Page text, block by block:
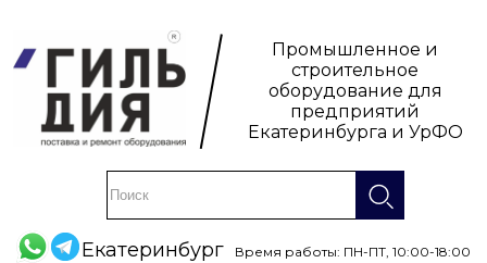
Промышленное и
строительное
оборудование для
предприятий
Екатеринбурга и УрФО
Екатеринбург Время работы: ПН-ПТ, 10:00-18:00